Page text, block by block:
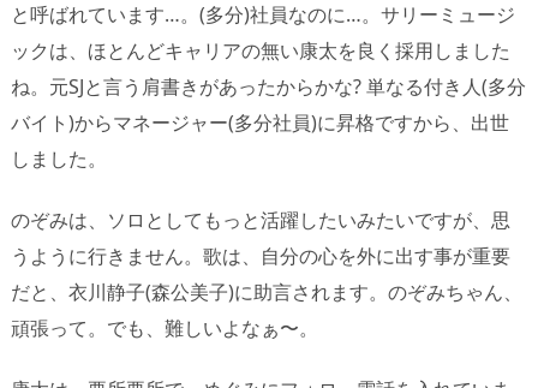
と呼ばれています…。(多分)社員なのに…。サリーミュージ
ックは、ほとんどキャリアの無い康太を良く採用しました
ね。元SJと言う肩書きがあったからかな? 単なる付き人(多分
バイト)からマネージャー(多分社員)に昇格ですから、出世
しました。
のぞみは、ソロとしてもっと活躍したいみたいですが、思
うように行きません。歌は、自分の心を外に出す事が重要
だと、衣川静子(森公美子)に助言されます。のぞみちゃん、
頑張って。でも、難しいよなぁ〜。